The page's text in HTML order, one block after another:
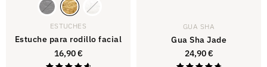
ESTUCHES
Estuche para rodillo facial
16,90€
GUA SHA
Gua Sha Jade
24,90€